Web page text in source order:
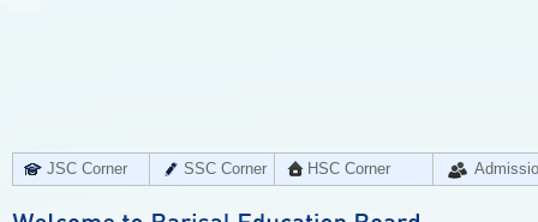
JSC Corner SSC Corner HSC Corner